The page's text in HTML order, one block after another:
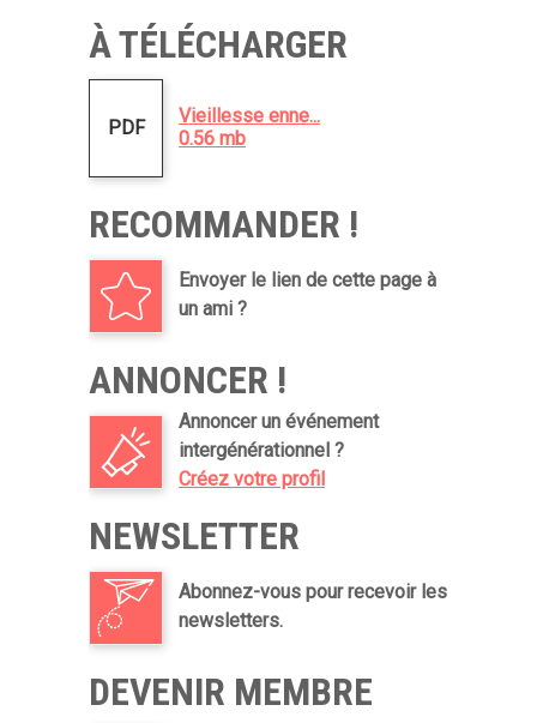
À TÉLÉCHARGER
PDF
Vieillesse enne...
0.56 mb
RECOMMANDER !
Envoyer le lien de cette page à
un ami ?
ANNONCER !
Annoncer un événement
intergénérationnel ?
Créez votre profil
NEWSLETTER
Abonnez-vous pour recevoir les
newsletters.
DEVENIR MEMBRE